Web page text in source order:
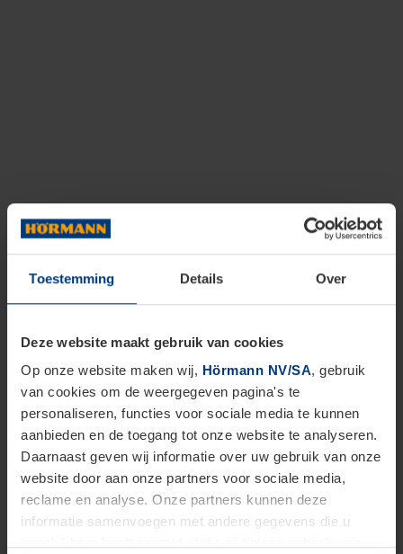
Toestemming Details Over
Deze website maakt gebruik van cookies
Op onze website maken wij, Hörmann NV/SA, gebruik
van cookies om de weergegeven pagina's te
personaliseren, functies voor sociale media te kunnen
aanbieden en de toegang tot onze website te analyseren.
Daarnaast geven wij informatie over uw gebruik van onze
website door aan onze partners voor sociale media,
reclame en analyse. Onze partners kunnen deze
informatie samenvoegen met andere gegevens die u